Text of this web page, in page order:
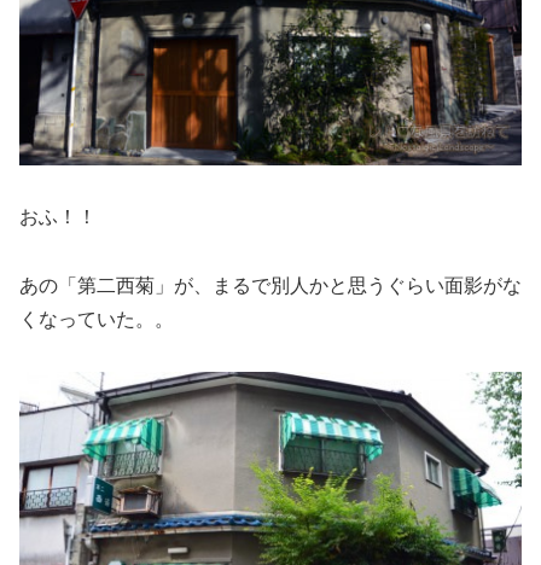
おふ！！
あの「第二西菊」が、まるで別人かと思うぐらい面影がな
くなっていた。。